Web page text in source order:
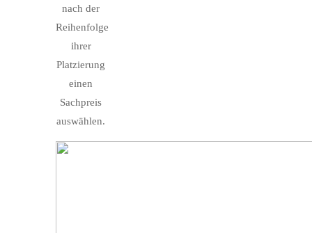
nach der
Reihenfolge
ihrer
Platzierung
einen
Sachpreis
auswählen.